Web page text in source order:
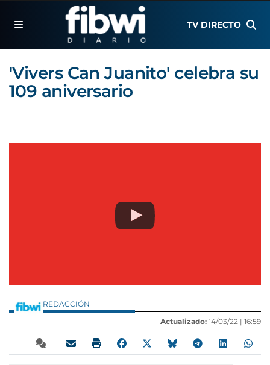
TV DIRECTO
'Vivers Can Juanito' celebra su
109 aniversario
REDACCIÓN
Actualizado: 14/03/22 | 16:59